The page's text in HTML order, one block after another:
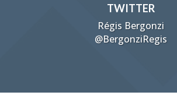
TWITTER
Régis Bergonzi
@BergonziRegis